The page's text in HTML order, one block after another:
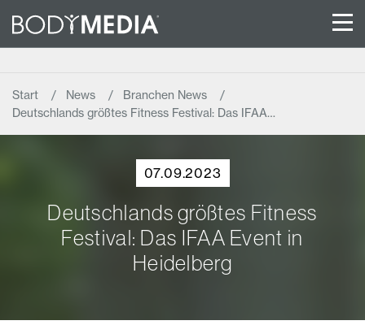
Start News
Branchen News
Deutschlands größtes Fitness Festival: Das IFAA…
07.09.2023
Deutschlands größtes Fitness
Festival: Das IFAA Event in
Heidelberg